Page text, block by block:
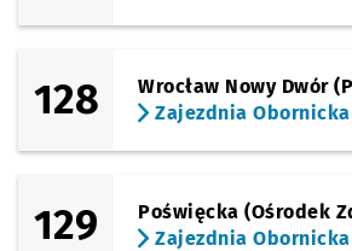
128
Wrocław Nowy Dwór
Zajezdnia Obornicka
129
Poświęcka (Ośrodek
Zajezdnia Obornicka